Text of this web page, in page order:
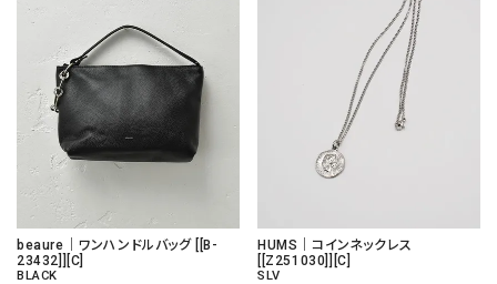
beaure｜ワンハンドルバッグ [[B-
23432]][C]
BLACK
HUMS｜コインネックレス
[[Z251030]][C]
SLV